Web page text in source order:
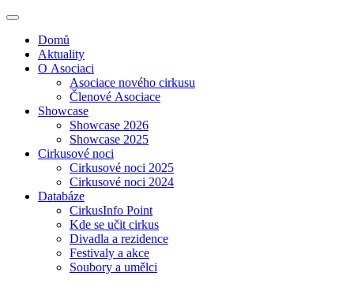
Domů
Aktuality
O Asociaci
Asociace nového cirkusu
Členové Asociace
Showcase
Showcase 2026
Showcase 2025
Cirkusové noci
Cirkusové noci 2025
Cirkusové noci 2024
Databáze
CirkusInfo Point
Kde se učit cirkus
Divadla a rezidence
Festivaly a akce
Soubory a umělci